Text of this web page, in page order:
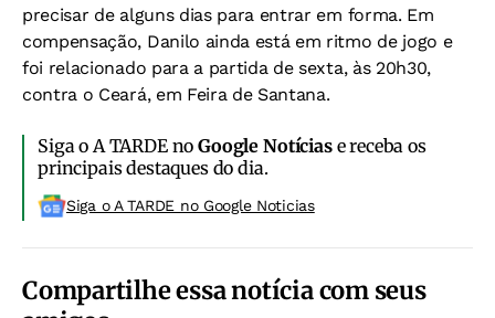
precisar de alguns dias para entrar em forma. Em
compensação, Danilo ainda está em ritmo de jogo e
foi relacionado para a partida de sexta, às 20h30,
contra o Ceará, em Feira de Santana.
Siga o A TARDE noGoogle Notíciase receba os
principais destaques do dia.
Siga o A TARDE no Google Noticias
Compartilhe essa notícia com seus